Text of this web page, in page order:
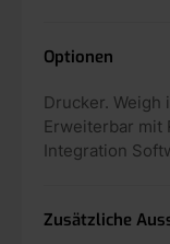
Optionen
Drucker.
Erweiterbar mit
Integration
Zusätzliche